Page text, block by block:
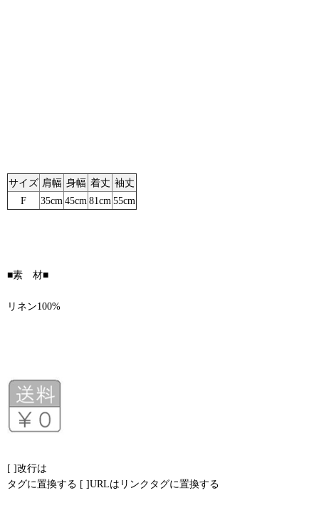
サイズ 肩幅 身幅 着丈 袖丈
F
35cm 45cm 81cm 55cm
■素 材■
リネン100%
[ ]改行は
タグに置換する [ ]URLはリンクタグに置換する